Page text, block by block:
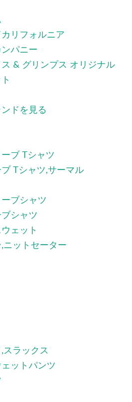
リフォルニア
パニー
ス & グリンプス オリジナル
ドを見る
ブ Tシャツ
Tシャツ,サーマル
ブシャツ
シャツ
ェット
ニットセーター
スラックス
ットパンツ